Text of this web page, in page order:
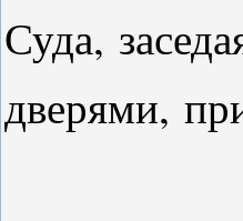
Суда,
дверями,